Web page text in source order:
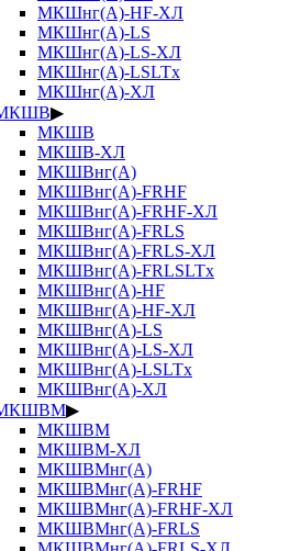
МКШнг(А)-HF-ХЛ
МКШнг(А)-LS
МКШнг(А)-LS-ХЛ
МКШнг(А)-LSLTx
МКШнг(А)-ХЛ
▶
МКШВ
МКШВ-ХЛ
МКШВнг(А)
МКШВнг(А)-FRHF
МКШВнг(А)-FRHF-ХЛ
МКШВнг(А)-FRLS
МКШВнг(А)-FRLS-ХЛ
МКШВнг(А)-FRLSLTx
МКШВнг(А)-HF
МКШВнг(А)-HF-ХЛ
МКШВнг(А)-LS
МКШВнг(А)-LS-ХЛ
МКШВнг(А)-LSLTx
МКШВнг(А)-ХЛ
▶
МКШВМ
МКШВМ-ХЛ
МКШВМнг(А)
МКШВМнг(А)-FRHF
МКШВМнг(А)-FRHF-ХЛ
МКШВМнг(А)-FRLS